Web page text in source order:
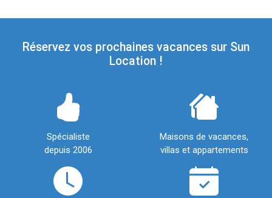
Réservez vos prochaines vacances sur Sun
Location !
Spécialiste
depuis 2006
Maisons de vacances,
villas et appartements